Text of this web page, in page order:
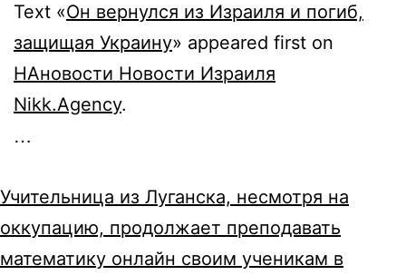
Text «Он вернулся из Израиля и погиб,
защищая Украину» appeared first on
НАновости Новости Израиля
Nikk.Agency.
…
Учительница из Луганска, несмотря на
оккупацию, продолжает преподавать
математику онлайн своим ученикам в